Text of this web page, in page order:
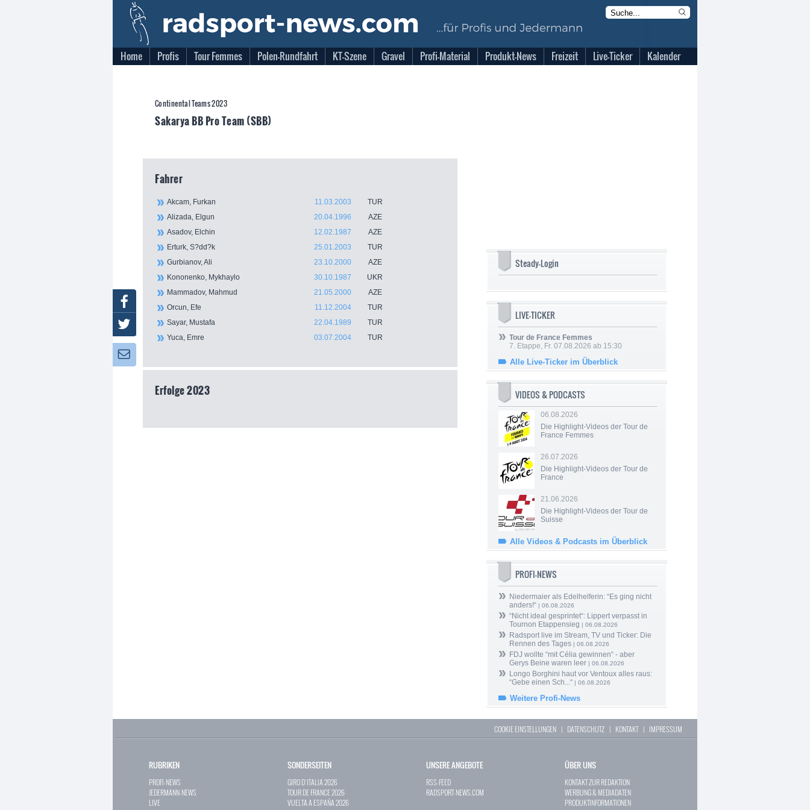
Home Profis Tour Femmes Polen-Rundfahrt KT-Szene Gravel Profi-Material Produkt-News Freizeit Live-Ticker Kalender
Continental Teams 2023
Sakarya BB Pro Team (SBB)
Fahrer
Akcam, Furkan 11.03.2003
TUR
Alizada, Elgun
20.04.1996
AZE
Asadov, Elchin
12.02.1987
AZE
Erturk, S?dd?k
25.01.2003
TUR
Gurbianov, Ali
23.10.2000
AZE
Kononenko, Mykhaylo
30.10.1987
UKR
Mammadov, Mahmud
21.05.2000
AZE
Orcun, Efe
11.12.2004
TUR
Sayar, Mustafa
22.04.1989
TUR
Yuca, Emre
03.07.2004 TUR
Erfolge 2023
Steady-Login
LIVE-TICKER
Tour de France Femmes
7. Etappe, Fr. 07.08.2026 ab 15:30
Alle Live-Ticker im Überblick
VIDEOS & PODCASTS
06.08.2026
Die Highlight-Videos der Tour de
France Femmes
26.07.2026
Die Highlight-Videos der Tour de
France
21.06.2026
Die Highlight-Videos der Tour de
Suisse
Alle Videos & Podcasts im Überblick
PROFI-NEWS
Niedermaier als Edelhelferin: “Es ging nicht
anders!“ | 06.08.2026
“Nicht ideal gesprintet“: Lippert verpasst in
Tournon Etappensieg | 06.08.2026
Radsport live im Stream, TV und Ticker: Die
Rennen des Tages | 06.08.2026
FDJ wollte “mit Célia gewinnen“ - aber
Gerys Beine waren leer | 06.08.2026
Longo Borghini haut vor Ventoux alles raus:
“Gebe einen Sch...“ | 06.08.2026
Weitere Profi-News
Twitter
COOKIE EINSTELLUNGEN | DATENSCHUTZ | KONTAKT| IMPRESSUM
RUBRIKEN
PROFI-NEWS
JEDERMANN-NEWS
LIVE
SONDERSEITEN
GIRO D`ITALIA 2026
TOUR DE FRANCE 2026
VUELTA A ESPAÑA 2026
UNSERE ANGEBOTE
RSS-FEED
RADSPORT-NEWS.COM
ÜBER UNS
KONTAKT ZUR REDAKTION
WERBUNG & MEDIADATEN
PRODUKTINFORMATIONEN